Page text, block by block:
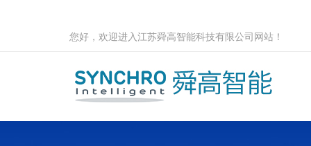
您好，欢迎进入江苏舜高智能科技有限公司网站！